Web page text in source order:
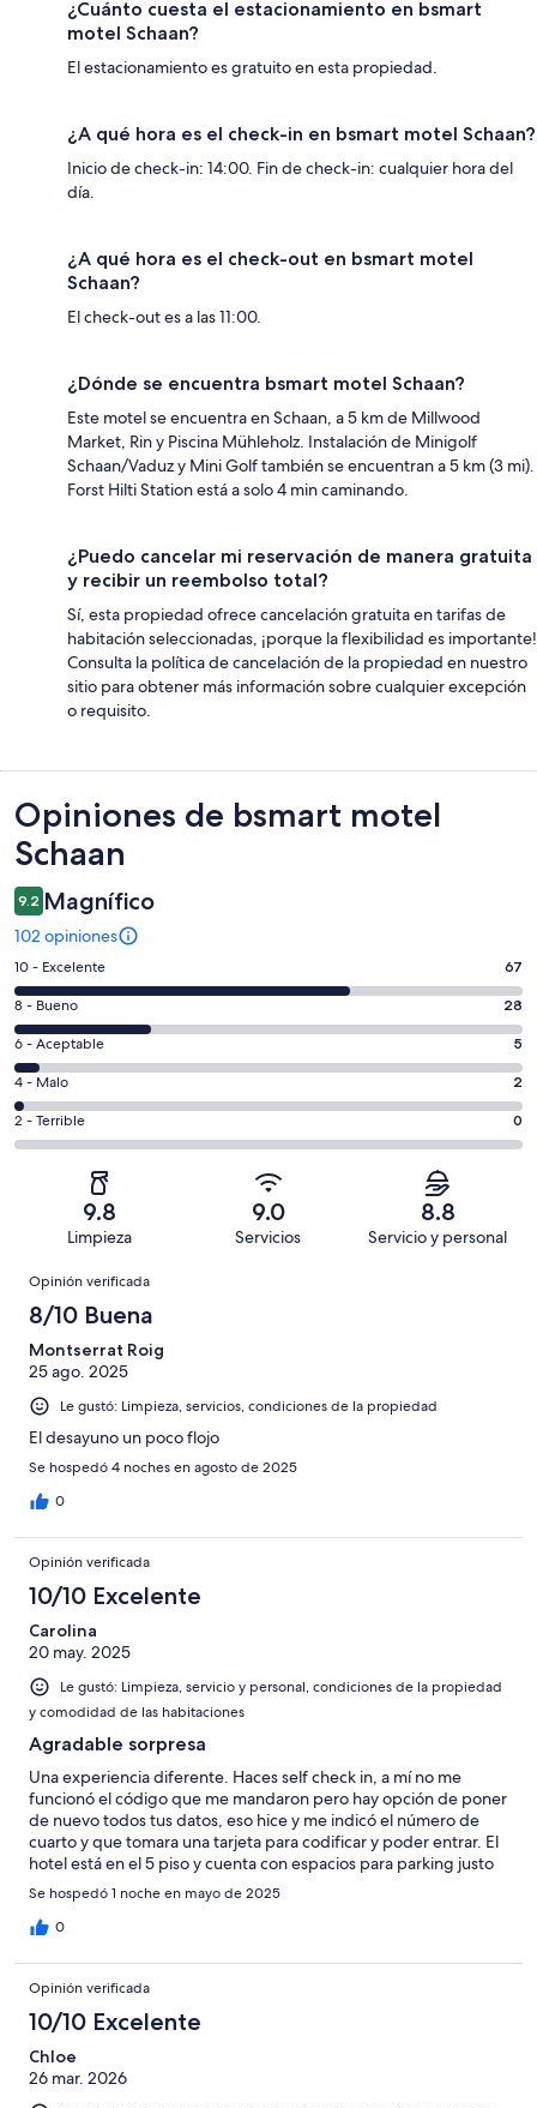
¿Cuánto cuesta el estacionamiento en bsmart
motel Schaan?
El estacionamiento es gratuito en esta propiedad.
¿A qué hora es el check-in en bsmart motel Schaan?
Inicio de check-in: 14:00. Fin de check-in: cualquier hora del
día.
¿A qué hora es el check-out en bsmart motel
Schaan?
El check-out es a las 11:00.
¿Dónde se encuentra bsmart motel Schaan?
Este motel se encuentra en Schaan, a 5 km de Millwood
Market, Rin y Piscina Mühleholz. Instalación de Minigolf
Schaan/Vaduz y Mini Golf también se encuentran a 5 km (3 mi).
Forst Hilti Station está a solo 4 min caminando.
¿Puedo cancelar mi reservación de manera gratuita
y recibir un reembolso total?
Sí, esta propiedad ofrece cancelación gratuita en tarifas de
habitación seleccionadas, ¡porque la flexibilidad es importante!
Consulta la política de cancelación de la propiedad en nuestro
sitio para obtener más información sobre cualquier excepción
o requisito.
Opiniones
Opiniones de bsmart motel
Schaan
9.2 Magnífico
102 opiniones
Puntuación
de
10,
es
decir,
Excelente.
Basada
en
opiniones
10 - Excelente 67
Puntuación
de
8,
es
decir,
Bueno.
opiniones
8 - Bueno 28
Puntuación
de
6,
es
decir,
Aceptable.
de
102
opiniones
6 - Aceptable 5
Puntuación
de
4,
Basada
de
opiniones
4 - Malo 2
Puntuación
de
Terrible.
Basada
de
102
opiniones
2 - Terrible 0
9.8
Limpieza
9.0
Servicios
8.8
Servicio y personal
Opiniones
Opinión verificada
8/10 Buena
Montserrat Roig
25 ago. 2025
Le gustó: Limpieza, servicios, condiciones de la propiedad
El desayuno un poco flojo
Se hospedó 4 noches en agosto de 2025
0
Opinión verificada
10/10 Excelente
Carolina
20 may. 2025
Le gustó: Limpieza, servicio y personal, condiciones de la propiedad
y comodidad de las habitaciones
Agradable sorpresa
Una experiencia diferente. Haces self check in, a mí no me
funcionó el código que me mandaron pero hay opción de poner
de nuevo todos tus datos, eso hice y me indicó el número de
cuarto y que tomara una tarjeta para codificar y poder entrar. El
hotel está en el 5 piso y cuenta con espacios para parking justo
enfrente y sin costo extra, el desayuno me sorprendió porque
esperaba un croissant y un café y ofrecieron opciones saladas y
cereales y yogur también. Nunca vimos staff más que al salir la
limpio y con vistas a las montañas.
Se hospedó 1 noche en mayo de 2025
0
Opinión verificada
10/10 Excelente
Chloe
26 mar. 2026